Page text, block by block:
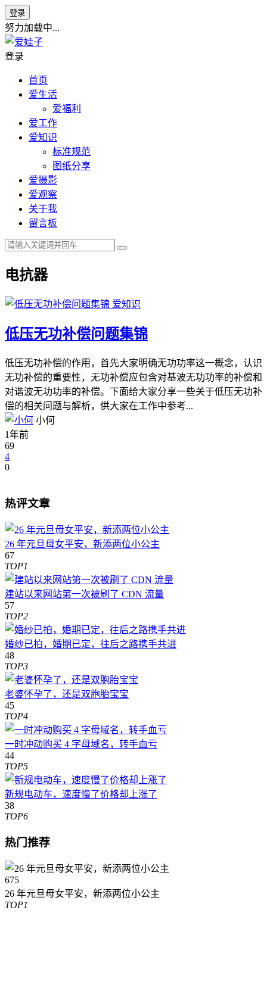
登录
努力加载中...
登录
首页
爱生活
爱福利
爱工作
爱知识
标准规范
图纸分享
爱摄影
爱观察
关于我
留言板
电抗器
爱知识
低压无功补偿问题集锦
低压无功补偿的作用，首先大家明确无功功率这一概念，认识
无功补偿的重要性，无功补偿应包含对基波无功功率的补偿和
对谐波无功功率的补偿。下面给大家分享一些关于低压无功补
偿的相关问题与解析，供大家在工作中参考...
小何
1年前
69
4
0
热评文章
26 年元旦母女平安，新添两位小公主
67
TOP1
建站以来网站第一次被刷了 CDN 流量
57
TOP2
婚纱已拍，婚期已定，往后之路携手共进
48
TOP3
老婆怀孕了，还是双胞胎宝宝
45
TOP4
一时冲动购买 4 字母域名，转手血亏
44
TOP5
新规电动车，速度慢了价格却上涨了
38
TOP6
热门推荐
675
26 年元旦母女平安，新添两位小公主
TOP1